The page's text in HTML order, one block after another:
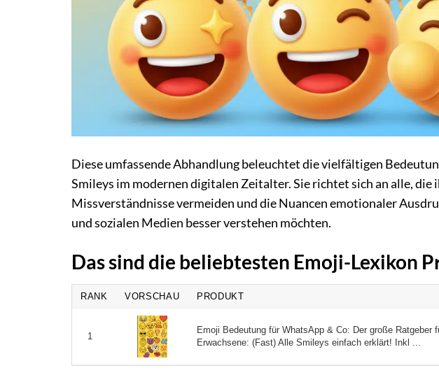
Diese umfassende Abhandlung beleuchtet die vielfältigen
Smileys im modernen digitalen Zeitalter. Sie richtet sich an alle,
Missverständnisse vermeiden und die Nuancen emotionaler
und sozialen Medien besser verstehen möchten.
Das sind die beliebtesten Emoji-Lexikon
RANK VORSCHAU PRODUKT
1
Emoji Bedeutung für WhatsApp & Co: Der große Ratgeber
Erwachsene: (Fast) Alle Smileys einfach erklärt! Inkl ...